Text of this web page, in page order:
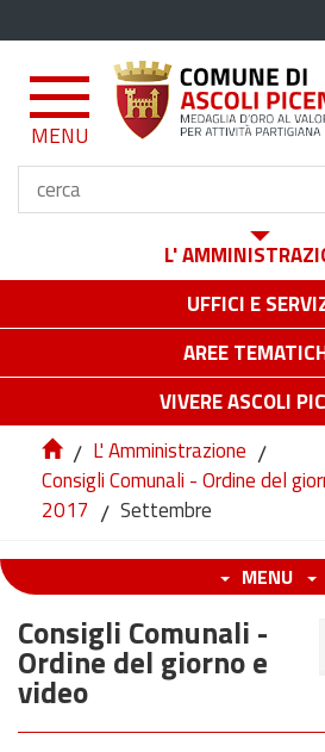
MENU
L'
UFFICI E
AREE
VIVERE ASCOLI
/ L' Amministrazione /
Consigli Comunali - Ordine del
2017 / Settembre
MENU
Consigli Comunali -
Ordine del giorno e
video